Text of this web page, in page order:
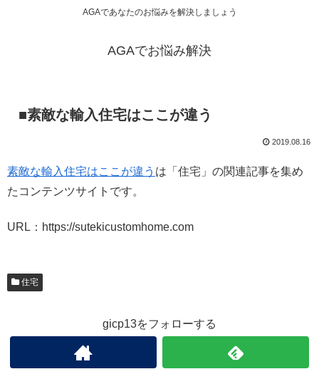
AGAであなたのお悩みを解決しましょう
AGAでお悩み解決
■素敵な輸入住宅はここが違う
2019.08.16
素敵な輸入住宅はここが違う は「住宅」の関連記事を集め
たコンテンツサイトです。
URL：https://sutekicustomhome.com
住宅
gicp13をフォローする